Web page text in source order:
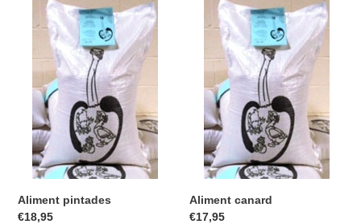
pintades
Aliment pintades
Prix
€18,95
canard
Aliment canard
Prix
€17,95